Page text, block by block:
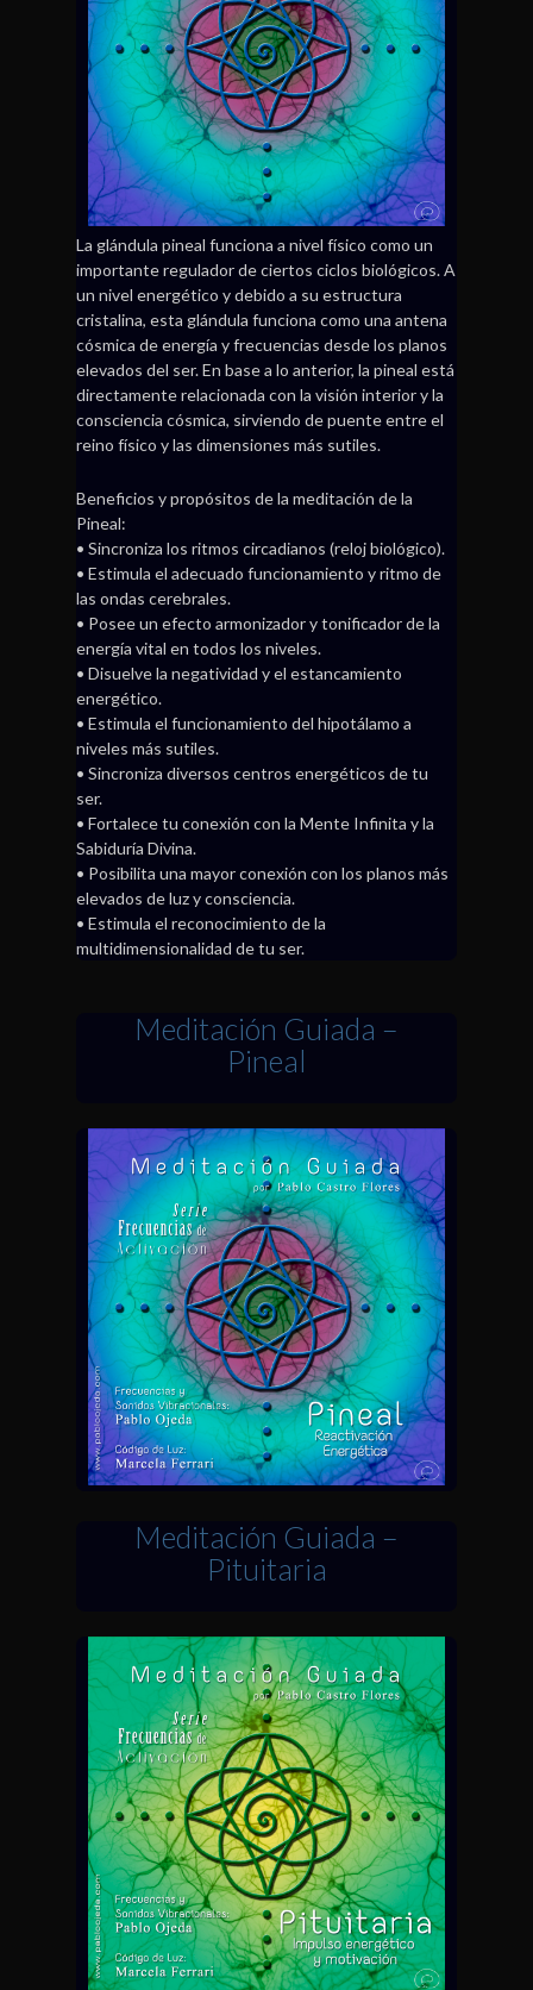
La glándula pineal funciona a nivel físico como un
importante regulador de ciertos ciclos biológicos. A
un nivel energético y debido a su estructura
cristalina, esta glándula funciona como una antena
cósmica de energía y frecuencias desde los planos
elevados del ser. En base a lo anterior, la pineal está
directamente relacionada con la visión interior y la
consciencia cósmica, sirviendo de puente entre el
reino físico y las dimensiones más sutiles.
Beneficios y propósitos de la meditación de la
Pineal:
• Sincroniza los ritmos circadianos (reloj biológico).
• Estimula el adecuado funcionamiento y ritmo de
las ondas cerebrales.
• Posee un efecto armonizador y tonificador de la
energía vital en todos los niveles.
• Disuelve la negatividad y el estancamiento
energético.
• Estimula el funcionamiento del hipotálamo a
niveles más sutiles.
• Sincroniza diversos centros energéticos de tu
ser.
• Fortalece tu conexión con la Mente Infinita y la
Sabiduría Divina.
• Posibilita una mayor conexión con los planos más
elevados de luz y consciencia.
• Estimula el reconocimiento de la
multidimensionalidad de tu ser.
Meditación Guiada –
Pineal
Meditación Guiada –
Pituitaria